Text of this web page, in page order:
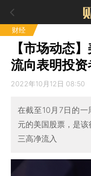
财经
【市场动态
流向表明投
2022年10月12日 08:50
在截至10月7日的
元的美国股票，是
三高净流入